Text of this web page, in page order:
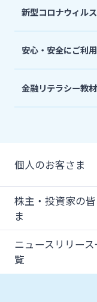
新型コロナウィル
安心・安全にご利
金融リテラシー教材
個人のお客さま
株主・投資家の皆
ま
ニュースリリース
覧